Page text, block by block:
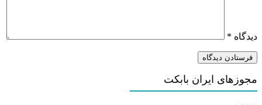
دیدگاه *
مجوزهای ایران بابکت